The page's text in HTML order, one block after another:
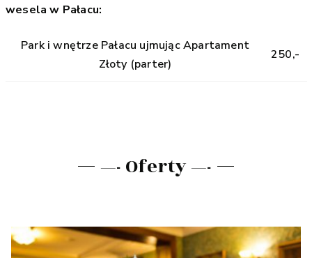
wesela w Pałacu:
Park i wnętrze Pałacu ujmując Apartament
Złoty (parter)
250,-
—- Oferty —-